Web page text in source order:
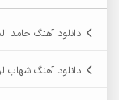
دانلود آهنگ حامد
دانلود آهنگ شهاب